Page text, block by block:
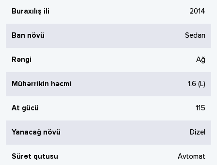
Buraxılış ili 2014
Ban növü Sedan
Rəngi Ağ
Mühərrikin həcmi 1.6 (L)
At gücü 115
Yanacağ növü Dizel
Sürət qutusu Avtomat